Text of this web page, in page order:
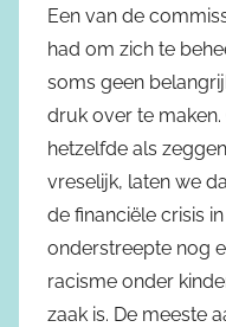
Een van de
had om zich te
soms geen
druk over te maken.
hetzelfde als
vreselijk, laten we
de financiële crisis
onderstreepte nog
racisme onder
zaak is. De meeste